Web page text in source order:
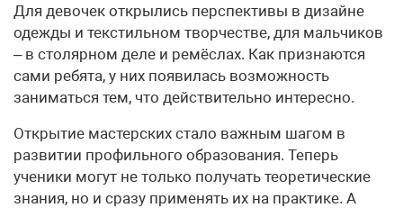
Для девочек открылись перспективы в дизайне
одежды и текстильном творчестве, для мальчиков
– в столярном деле и ремёслах. Как признаются
сами ребята, у них появилась возможность
заниматься тем, что действительно интересно.
Открытие мастерских стало важным шагом в
развитии профильного образования. Теперь
ученики могут не только получать теоретические
знания, но и сразу применять их на практике. А